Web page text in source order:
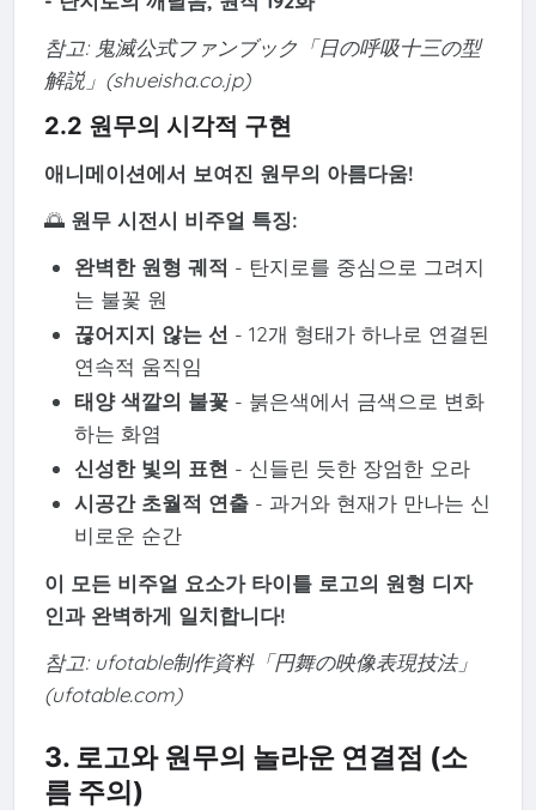
참고: 鬼滅公式ファンブック「日の呼吸十三の型
解説」(shueisha.co.jp)
2.2 원무의 시각적 구현
애니메이션에서 보여진 원무의 아름다움!
🌅 원무 시전시 비주얼 특징:
완벽한 원형 궤적 - 탄지로를 중심으로 그려지
는 불꽃 원
끊어지지 않는 선 - 12개 형태가 하나로 연결된
연속적 움직임
태양 색깔의 불꽃- 붉은색에서 금색으로 변화
하는 화염
신성한 빛의 표현 - 신들린 듯한 장엄한 오라
시공간 초월적 연출- 과거와 현재가 만나는 신
비로운 순간
이 모든 비주얼 요소가 타이틀 로고의 원형 디자
인과 완벽하게 일치합니다!
참고: ufotable制作資料「円舞の映像表現技法」
(ufotable.com)
3. 로고와 원무의 놀라운 연결점 (소
름 주의)